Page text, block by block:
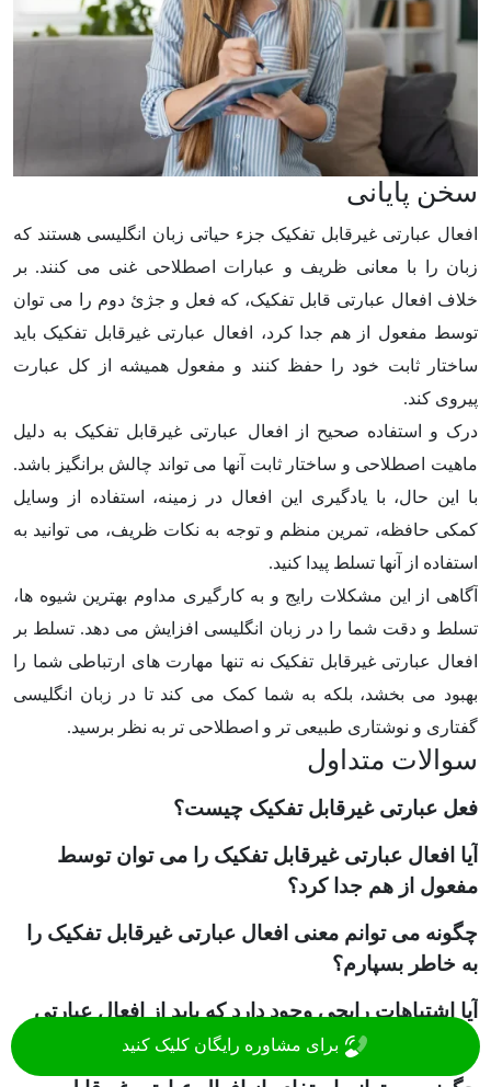
سخن پایانی
افعال عبارتی غیرقابل تفکیک جزء حیاتی زبان انگلیسی هستند که
زبان را با معانی ظریف و عبارات اصطلاحی غنی می کنند. بر
خلاف افعال عبارتی قابل تفکیک، که فعل و جژئ دوم را می توان
توسط مفعول از هم جدا کرد، افعال عبارتی غیرقابل تفکیک باید
ساختار ثابت خود را حفظ کنند و مفعول همیشه از کل عبارت
پیروی کند.
درک و استفاده صحیح از افعال عبارتی غیرقابل تفکیک به دلیل
ماهیت اصطلاحی و ساختار ثابت آنها می تواند چالش برانگیز باشد.
با این حال، با یادگیری این افعال در زمینه، استفاده از وسایل
کمکی حافظه، تمرین منظم و توجه به نکات ظریف، می توانید به
استفاده از آنها تسلط پیدا کنید.
آگاهی از این مشکلات رایج و به کارگیری مداوم بهترین شیوه ها،
تسلط و دقت شما را در زبان انگلیسی افزایش می دهد. تسلط بر
افعال عبارتی غیرقابل تفکیک نه تنها مهارت های ارتباطی شما را
بهبود می بخشد، بلکه به شما کمک می کند تا در زبان انگلیسی
گفتاری و نوشتاری طبیعی تر و اصطلاحی تر به نظر برسید.
سوالات متداول
فعل عبارتی غیرقابل تفکیک چیست؟
آیا افعال عبارتی غیرقابل تفکیک را می توان توسط
مفعول از هم جدا کرد؟
چگونه می توانم معنی افعال عبارتی غیرقابل تفکیک را
به خاطر بسپارم؟
آیا اشتباهات رایجی وجود دارد که باید از افعال عبارتی
جدا نشدنی اجتناب کرد؟برای مشاوره رایگان کلیک کنید